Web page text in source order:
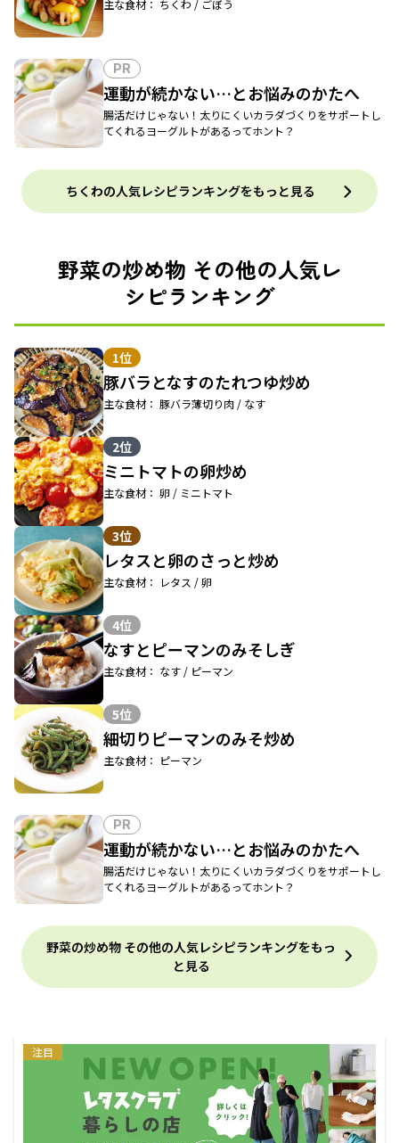
主な食材： ちくわ / ごぼう
PR
運動が続かない…とお悩みのかたへ
腸活だけじゃない！太りにくいカラダづくりをサポートし
てくれるヨーグルトがあるってホント？
ちくわの人気レシピランキングをもっと見る
野菜の炒め物 その他の人気レ
シピランキング
1位
豚バラとなすのたれつゆ炒め
主な食材： 豚バラ薄切り肉 / なす
2位
ミニトマトの卵炒め
主な食材： 卵 / ミニトマト
3位
レタスと卵のさっと炒め
主な食材： レタス / 卵
4位
なすとピーマンのみそしぎ
主な食材： なす / ピーマン
5位
細切りピーマンのみそ炒め
主な食材： ピーマン
PR
運動が続かない…とお悩みのかたへ
腸活だけじゃない！太りにくいカラダづくりをサポートし
てくれるヨーグルトがあるってホント？
野菜の炒め物 その他の人気レシピランキングをもっ
と見る
注目